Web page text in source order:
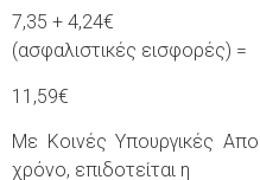
7,35 + 4,24€
(ασφαλιστικές εισφορές) =
11,59€
Με Κοινές Υπουργικές
χρόνο, επιδοτείται η